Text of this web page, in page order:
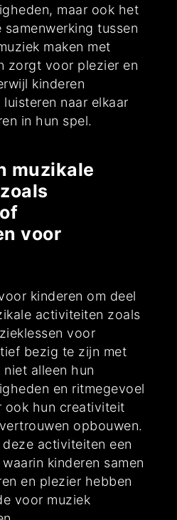
maar ook het
tussen
maken met
zorgt voor plezier en
kinderen
naar elkaar
in hun spel.
muzikale
voor
kinderen om deel
activiteiten zoals
voor
bezig te zijn met
niet alleen hun
en ritmegevoel
ook hun creativiteit
opbouwen.
activiteiten een
kinderen samen
en plezier hebben
voor muziek